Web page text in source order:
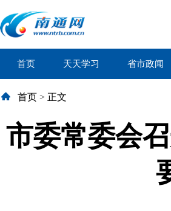
首页 天天学习 省市政闻
首页 > 正文
市委常委会